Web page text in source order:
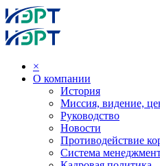
×
О компании
История
Миссия, видение,
Руководство
Новости
Противодействие
Система